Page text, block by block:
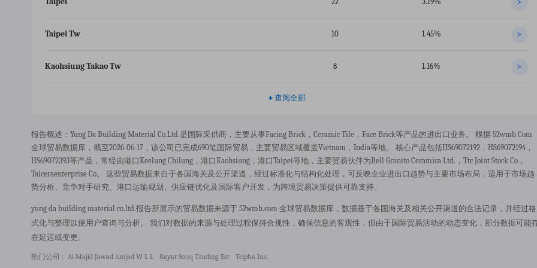
>
Taipei Tw 10 1.45% >
Kaohsiung Takao Tw 8 1.16% >
+ 查阅全部
报告概述：yung Da Building Material Co.ltd.是国际采供商，主要从事facing Brick，ceramic Tile，face Brick等产品的进出口业务。 根据 52wmb.com
全球贸易数据库，截至2026-06-17，该公司已完成690笔国际贸易，主要贸易区域覆盖vietnam，india等地。 核心产品包括HS69072192，HS69072194，
HS69072393等产品，常经由港口keelung Chilung，港口kaohsiung，港口taipei等地，主要贸易伙伴为bell Granito Ceramica Ltd.，ttc Joint Stock Co，
Taiceraenterprise Co。 这些贸易数据来自于各国海关及公开渠道，经过标准化与结构化处理，可反映企业进出口趋势与主要市场布局，适用于市场趋
势分析、竞争对手研究、港口运输规划、供应链优化及国际客户开发，为跨境贸易决策提供可靠支持。
yung da building material co.ltd.报告所展示的贸易数据来源于 52wmb.com 全球贸易数据库，数据基于各国海关及相关公开渠道的合法记录，并经过格
式化与整理以便用户查询与分析。 我们对数据的来源与处理过程保持合规性，确保信息的客观性，但由于国际贸易活动的动态变化，部分数据可能
在延迟或变更。
热门公司 : Al Majid Jawad Amjad W L L Rayat Souq Trading Est Telpha Inc.